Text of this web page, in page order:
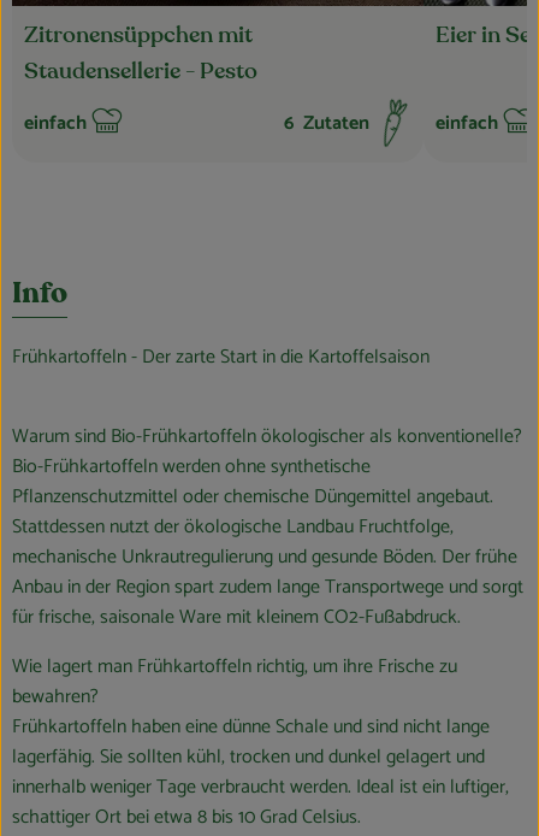
Zitronensüppchen mit
Staudensellerie - Pesto
Schwierigkeit:
einfach 6 Zutaten
Eier in
einfach
Info
Frühkartoffeln - Der zarte Start in die Kartoffelsaison
Warum sind Bio-Frühkartoffeln ökologischer als konventionelle?
Bio-Frühkartoffeln werden ohne synthetische
Pflanzenschutzmittel oder chemische Düngemittel angebaut.
Stattdessen nutzt der ökologische Landbau Fruchtfolge,
mechanische Unkrautregulierung und gesunde Böden. Der frühe
Anbau in der Region spart zudem lange Transportwege und sorgt
für frische, saisonale Ware mit kleinem CO2-Fußabdruck.
Wie lagert man Frühkartoffeln richtig, um ihre Frische zu
bewahren?
Frühkartoffeln haben eine dünne Schale und sind nicht lange
lagerfähig. Sie sollten kühl, trocken und dunkel gelagert und
innerhalb weniger Tage verbraucht werden. Ideal ist ein luftiger,
schattiger Ort bei etwa 8 bis 10 Grad Celsius.